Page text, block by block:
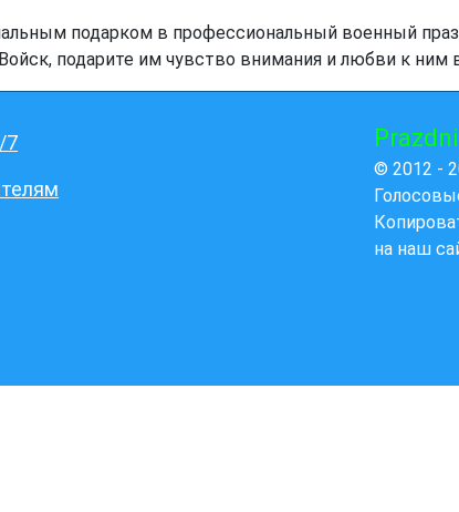
подарком в профессиональный военный
подарите им чувство внимания и любви к ним
7
© 2012 -
на наш